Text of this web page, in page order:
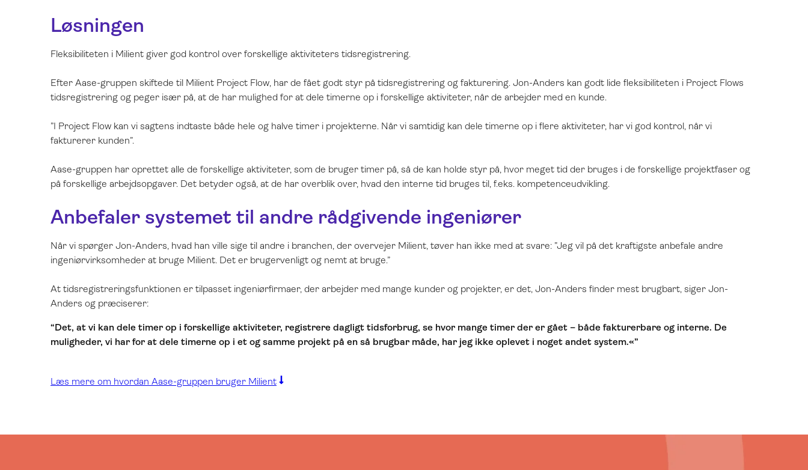
Løsningen
Fleksibiliteten i Milient giver god kontrol over forskellige aktiviteters tidsregistrering.
Efter Aase-gruppen skiftede til Milient Project Flow, har de fået godt styr på tidsregistrering og fakturering. Jon-Anders kan godt lide fleksibiliteten i Project Flows
tidsregistrering og peger især på, at de har mulighed for at dele timerne op i forskellige aktiviteter, når de arbejder med en kunde.
”I Project Flow kan vi sagtens indtaste både hele og halve timer i projekterne. Når vi samtidig kan dele timerne op i flere aktiviteter, har vi god kontrol, når vi
fakturerer kunden”.
Aase-gruppen har oprettet alle de forskellige aktiviteter, som de bruger timer på, så de kan holde styr på, hvor meget tid der bruges i de forskellige projektfaser og
på forskellige arbejdsopgaver. Det betyder også, at de har overblik over, hvad den interne tid bruges til, f.eks. kompetenceudvikling.
Anbefaler systemet til andre rådgivende ingeniører
Når vi spørger Jon-Anders, hvad han ville sige til andre i branchen, der overvejer Milient, tøver han ikke med at svare: ”Jeg vil på det kraftigste anbefale andre
ingeniørvirksomheder at bruge Milient. Det er brugervenligt og nemt at bruge.”
At tidsregistreringsfunktionen er tilpasset ingeniørfirmaer, der arbejder med mange kunder og projekter, er det, Jon-Anders finder mest brugbart, siger Jon-
Anders og præciserer:
“Det, at vi kan dele timer op i forskellige aktiviteter, registrere dagligt tidsforbrug, se hvor mange timer der er gået – både fakturerbare og interne. De
muligheder, vi har for at dele timerne op i et og samme projekt på en så brugbar måde, har jeg ikke oplevet i noget andet system.«”
Læs mere om hvordan Aase-gruppen bruger Milient